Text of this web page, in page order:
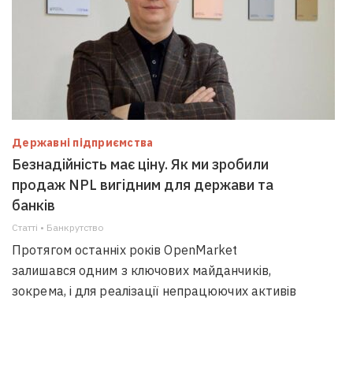
Державні підприємства
Безнадійність має ціну. Як ми зробили
продаж NPL вигідним для держави та
банків
Статті • Банкрутство
Протягом останніх років OpenMarket
залишався одним з ключових майданчиків,
зокрема, і для реалізації непрацюючих активів